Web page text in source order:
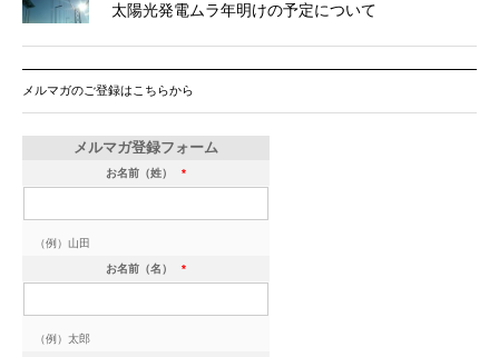
太陽光発電ムラ年明けの予定について
メルマガのご登録はこちらから
メルマガ登録フォーム
お名前（姓） *
（例）山田
お名前（名） *
（例）太郎